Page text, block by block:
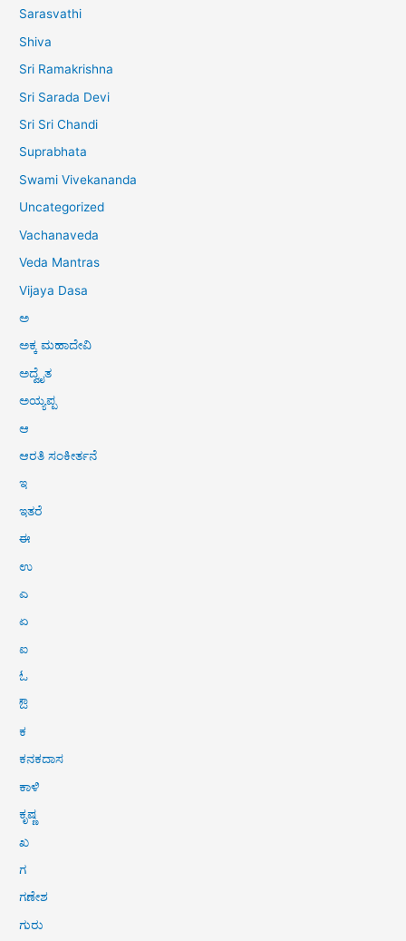
Sarasvathi
Shiva
Sri Ramakrishna
Sri Sarada Devi
Sri Sri Chandi
Suprabhata
Swami Vivekananda
Uncategorized
Vachanaveda
Veda Mantras
Vijaya Dasa
ಅ
ಅಕ್ಕ ಮಹಾದೇವಿ
ಅದ್ವೈತ
ಅಯ್ಯಪ್ಪ
ಆ
ಆರತಿ ಸಂಕೀರ್ತನೆ
ಇ
ಇತರೆ
ಈ
ಉ
ಎ
ಏ
ಐ
ಓ
ಔ
ಕ
ಕನಕದಾಸ
ಕಾಳಿ
ಕೃಷ್ಣ
ಖ
ಗ
ಗಣೇಶ
ಗುರು